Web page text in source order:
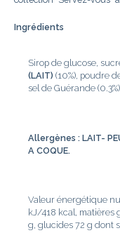
Ingrédients
Sirop de glucose,
(LAIT) (10%), poudre
sel de Guérande (0.3%).
Allergènes : LAIT-
A COQUE.
Valeur énergétique
kJ/418 kcal, matières
g, glucides 72 g dont